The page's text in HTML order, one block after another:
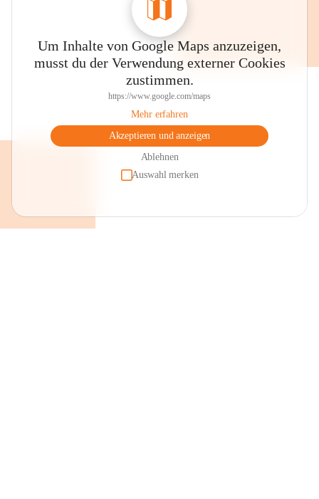
Um Inhalte von Google Maps anzuzeigen,
musst du der Verwendung externer Cookies
zustimmen.
https://www.google.com/maps
Mehr erfahren
Akzeptieren und anzeigen
Ablehnen
Auswahl merken